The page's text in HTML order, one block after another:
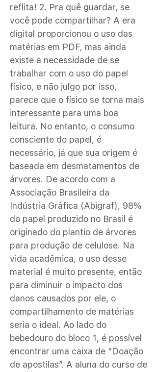
reflita! 2. Pra quê guardar, se
você pode compartilhar? A era
digital proporcionou o uso das
matérias em PDF, mas ainda
existe a necessidade de se
trabalhar com o uso do papel
físico, e não julgo por isso,
parece que o físico se torna mais
interessante para uma boa
leitura. No entanto, o consumo
consciente do papel, é
necessário, já que sua origem é
baseada em desmatamentos de
árvores. De acordo com a
Associação Brasileira da
Indústria Gráfica (Abigraf), 98%
do papel produzido no Brasil é
originado do plantio de árvores
para produção de celulose. Na
vida acadêmica, o uso desse
material é muito presente, então
para diminuir o impacto dos
danos causados por ele, o
compartilhamento de matérias
seria o ideal. Ao lado do
bebedouro do bloco 1, é possível
encontrar uma caixa de “Doação
de apostilas”. A aluna do curso de